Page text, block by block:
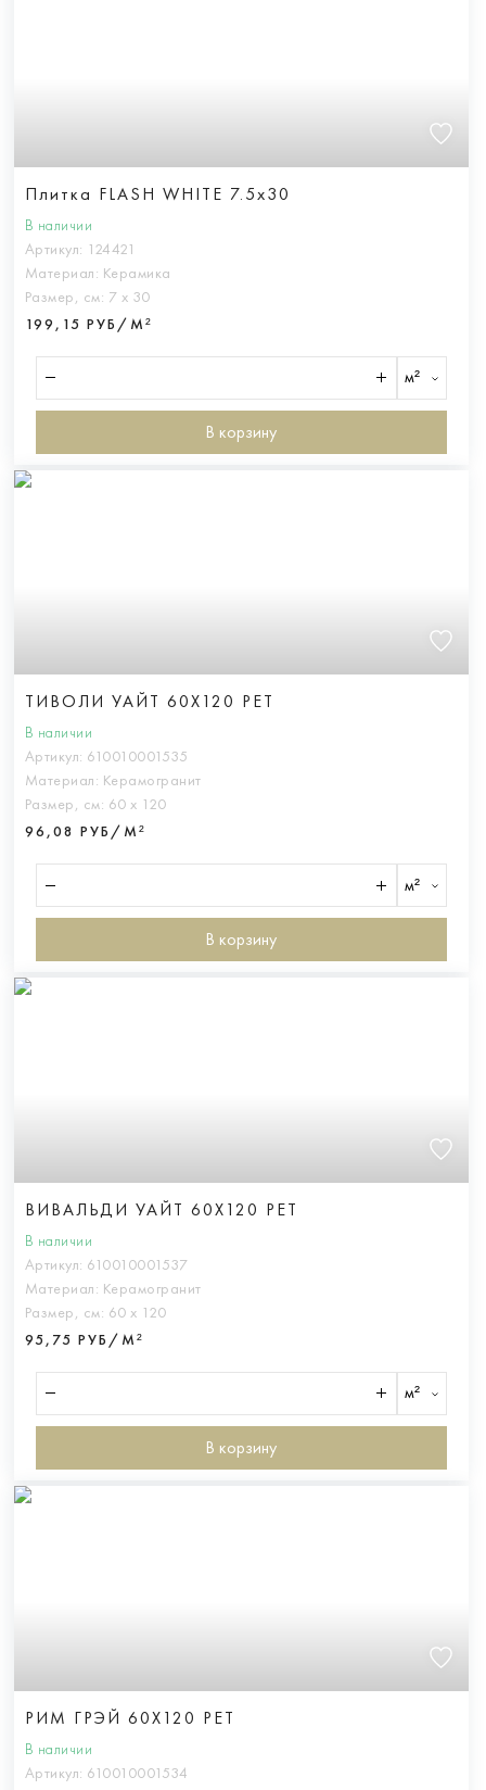
Плитка FLASH WHITE 7.5x30
В наличии
Артикул: 124421
Материал: Керамика
Размер, см: 7 х 30
199,15 РУБ/М²
м²
В корзину
ТИВОЛИ УАЙТ 60X120 РЕТ
В наличии
Артикул: 610010001535
Материал: Керамогранит
Размер, см: 60 х 120
96,08 РУБ/М²
м²
В корзину
ВИВАЛЬДИ УАЙТ 60X120 РЕТ
В наличии
Артикул: 610010001537
Материал: Керамогранит
Размер, см: 60 х 120
95,75 РУБ/М²
м²
В корзину
РИМ ГРЭЙ 60X120 РЕТ
В наличии
Артикул: 610010001534